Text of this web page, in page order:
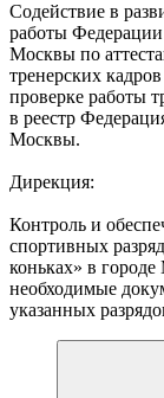
Содействие в
работы Федерации
Москвы по
тренерских
проверке работы
в реестр
Москвы.
Дирекция:
Контроль и
спортивных
коньках» в
необходимые
указанных